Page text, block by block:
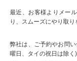
最近、お客様よりメー
り、スムーズにやり取り
弊社は、ご予約やお問
曜日、タイの祝日は除く